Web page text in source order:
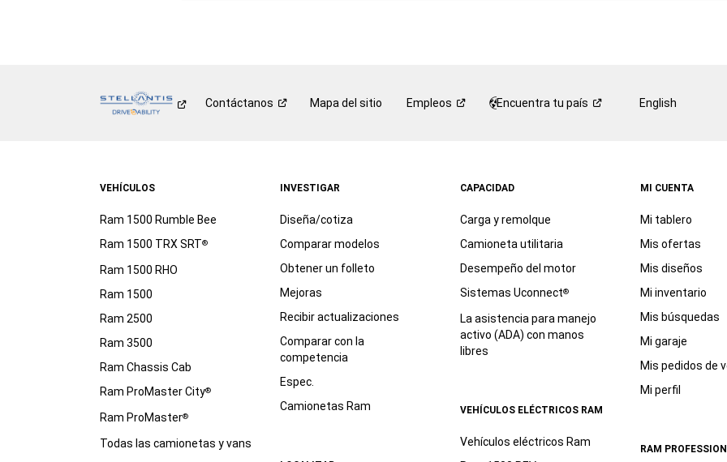
Contáctanos Mapa del sitio Empleos Encuentra tu país English
VEHÍCULOS
Ram 1500 Rumble Bee
Ram 1500 TRX SRT®
Ram 1500 RHO
Ram 1500
Ram 2500
Ram 3500
Ram Chassis Cab
Ram ProMaster City®
Ram ProMaster®
Todas las camionetas y vans
INVESTIGAR
Diseña/cotiza
Comparar modelos
Obtener un folleto
Mejoras
Recibir actualizaciones
Comparar con la
competencia
Espec.
Camionetas Ram
CAPACIDAD
Carga y remolque
Camioneta utilitaria
Desempeño del motor
Sistemas Uconnect®
La asistencia para manejo
activo (ADA) con manos
libres
VEHÍCULOS ELÉCTRICOS RAM
Vehículos eléctricos Ram
MI CUENTA
Mi tablero
Mis ofertas
Mis diseños
Mi inventario
Mis búsquedas
Mi garaje
Mis pedidos de
Mi perfil
RAM